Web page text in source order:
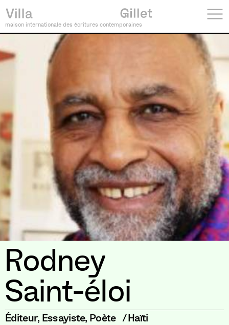
maison internationale des écritures contemporaines
Rodney
Saint-éloi
Éditeur, Essayiste, Poète /Haïti